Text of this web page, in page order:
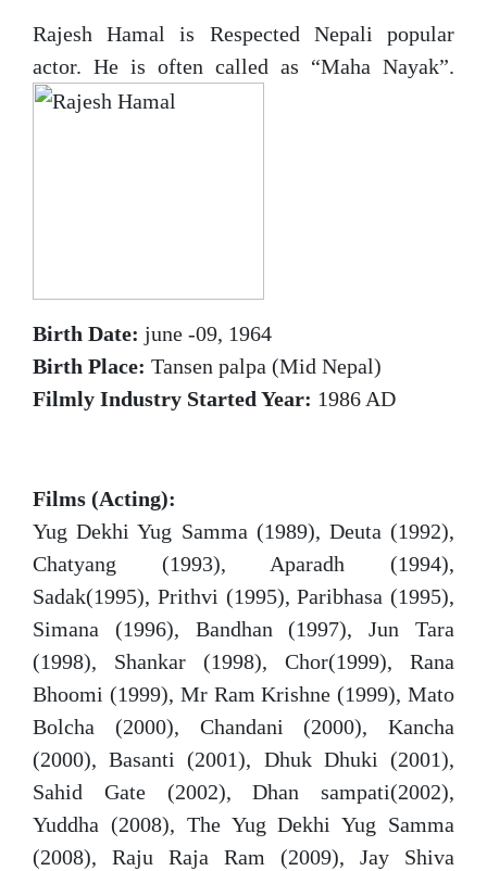
Rajesh Hamal is Respected Nepali popular
actor. He is often called as “Maha Nayak”.
Birth Date: june -09, 1964
Birth Place: Tansen palpa (Mid Nepal)
Filmly Industry Started Year: 1986 AD
Films (Acting):
Yug Dekhi Yug Samma (1989), Deuta (1992),
Chatyang (1993), Aparadh (1994),
Sadak(1995), Prithvi (1995), Paribhasa (1995),
Simana (1996), Bandhan (1997), Jun Tara
(1998), Shankar (1998), Chor(1999), Rana
Bhoomi (1999), Mr Ram Krishne (1999), Mato
Bolcha (2000), Chandani (2000), Kancha
(2000), Basanti (2001), Dhuk Dhuki (2001),
Sahid Gate (2002), Dhan sampati(2002),
Yuddha (2008), The Yug Dekhi Yug Samma
(2008), Raju Raja Ram (2009), Jay Shiva